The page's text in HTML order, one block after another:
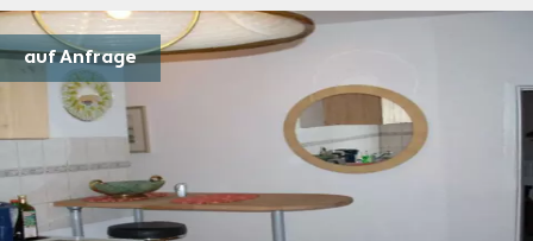
auf Anfrage